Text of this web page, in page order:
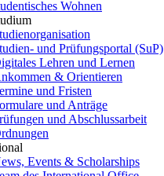
Wohnen
und Prüfungsportal (SuP)
Lehren und Lernen
& Orientieren
und Fristen
und Anträge
und Abschlussarbeit
Events & Scholarships